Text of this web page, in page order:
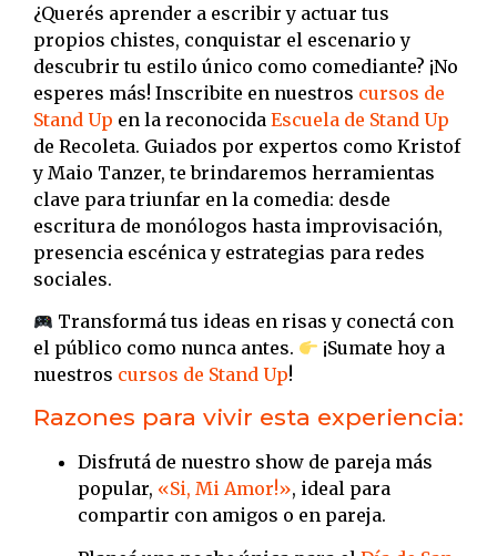
¿Querés aprender a escribir y actuar tus
propios chistes, conquistar el escenario y
descubrir tu estilo único como comediante? ¡No
esperes más! Inscribite en nuestros cursos de
Stand Up en la reconocida Escuela de Stand Up
de Recoleta. Guiados por expertos como Kristof
y Maio Tanzer, te brindaremos herramientas
clave para triunfar en la comedia: desde
escritura de monólogos hasta improvisación,
presencia escénica y estrategias para redes
sociales.
Transformá tus ideas en risas y conectá con
el público como nunca antes.
¡Sumate hoy a
nuestros cursos de Stand Up!
Razones para vivir esta experiencia:
Disfrutá de nuestro show de pareja más
popular, «Si, Mi Amor!», ideal para
compartir con amigos o en pareja.